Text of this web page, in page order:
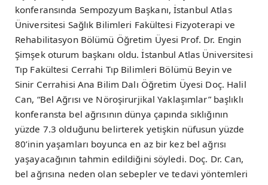
konferansında Sempozyum Başkanı, İstanbul Atlas
Üniversitesi Sağlık Bilimleri Fakültesi Fizyoterapi ve
Rehabilitasyon Bölümü Öğretim Üyesi Prof. Dr. Engin
Şimşek oturum başkanı oldu. İstanbul Atlas Üniversitesi
Tıp Fakültesi Cerrahi Tıp Bilimleri Bölümü Beyin ve
Sinir Cerrahisi Ana Bilim Dalı Öğretim Üyesi Doç. Halil
Can, “Bel Ağrısı ve Nöroşirurjikal Yaklaşımlar” başlıklı
konferansta bel ağrısının dünya çapında sıklığının
yüzde 7.3 olduğunu belirterek yetişkin nüfusun yüzde
80’inin yaşamları boyunca en az bir kez bel ağrısı
yaşayacağının tahmin edildiğini söyledi. Doç. Dr. Can,
bel ağrısına neden olan sebepler ve tedavi yöntemleri